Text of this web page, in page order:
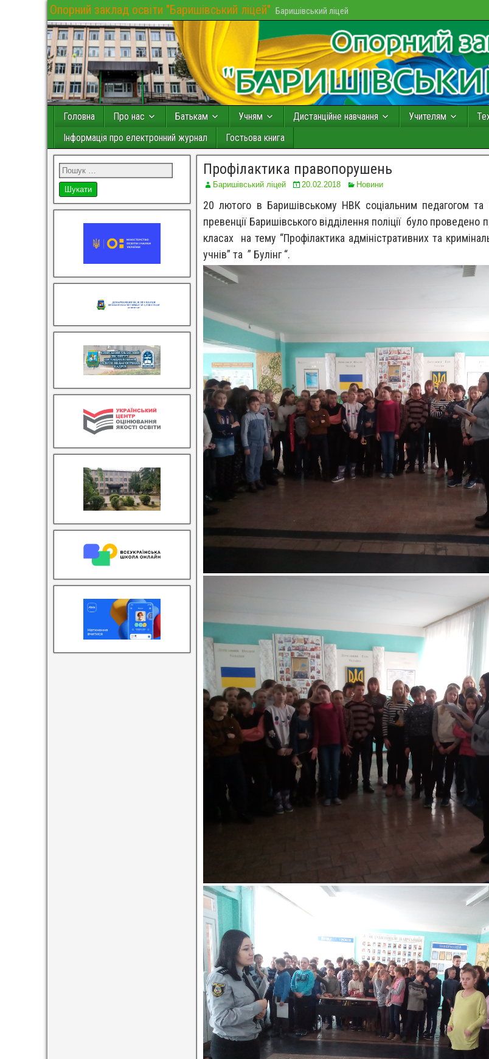
Опорний заклад освіти "Баришівський ліцей" Баришівський ліцей
Головна Про нас Батькам Учням Дистанційне навчання Учителям
Інформація про електронний журнал
Гостьова книга
Профілактика правопорушень
Баришівський ліцей 20.02.2018 Новини
20 лютого в Баришівському НВК соціальним педагогом та
превенції Баришівського відділення поліції було проведено
класах на тему “Профілактика адміністративних та
учнів” та ” Булінг “.